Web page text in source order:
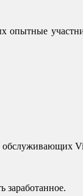
заработанное.